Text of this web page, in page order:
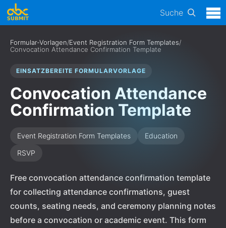
Suche
Formular-Vorlagen/Event Registration Form Templates/
Convocation Attendance Confirmation Template
EINSATZBEREITE FORMULARVORLAGE
Convocation Attendance
Confirmation Template
Event Registration Form Templates
Education
RSVP
Free convocation attendance confirmation template
for collecting attendance confirmations, guest
counts, seating needs, and ceremony planning notes
before a convocation or academic event. This form